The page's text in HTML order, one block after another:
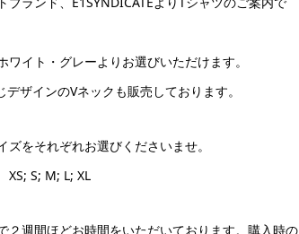
ワイト・グレーよりお選びいただけます。
ザインのVネックも販売しております。
ズをそれぞれお選びくださいませ。
S; M; L; XL
２週間ほどお時間をいただいております。購入時の